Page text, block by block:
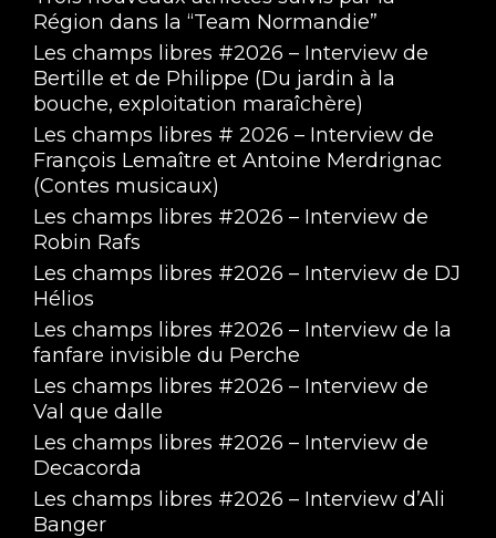
Région dans la “Team Normandie”
Les champs libres #2026 – Interview de
Bertille et de Philippe (Du jardin à la
bouche, exploitation maraîchère)
Les champs libres # 2026 – Interview de
François Lemaître et Antoine Merdrignac
(Contes musicaux)
Les champs libres #2026 – Interview de
Robin Rafs
Les champs libres #2026 – Interview de DJ
Hélios
Les champs libres #2026 – Interview de la
fanfare invisible du Perche
Les champs libres #2026 – Interview de
Val que dalle
Les champs libres #2026 – Interview de
Decacorda
Les champs libres #2026 – Interview d’Ali
Banger